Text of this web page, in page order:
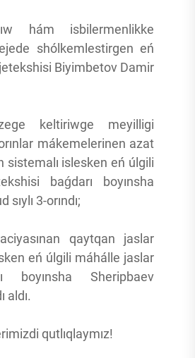
hám isbilermenlikke
shólkemlestirgen eń
Biyimbetov Damir
keltiriwge meyilligi
mákemelerinen azat
islesken eń úlgili
baǵdarı boyınsha
3-orındı;
qaytqan jaslar
eń úlgili máhálle jaslar
boyınsha Sheripbaev
aldı.
qutlıqlaymız!